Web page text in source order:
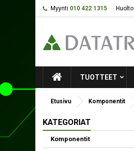
Myynti 010 422 1315 Huolto
TUOTTEET
Etusivu Komponentit
KATEGORIAT
Komponentit